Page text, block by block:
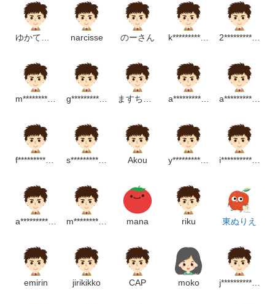
narcisse のーさん k************************m 2***************************p
m************************m g*****************m a*******************m a************************p
f**********************m s******************m Akou y*****************m i***************t
a**********************p m************************m mana riku 東ぬりえ
emirin jirikikko CAP moko j*********************m